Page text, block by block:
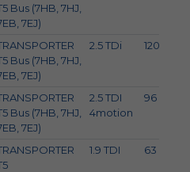
Bus (7HB, 7HJ,
7EJ)
Bus (7HB, 7HJ,
7EJ)
2.5 TDi 120
Bus (7HB, 7HJ,
7EJ)
2.5 TDI
4motion
96
1.9 TDI 63